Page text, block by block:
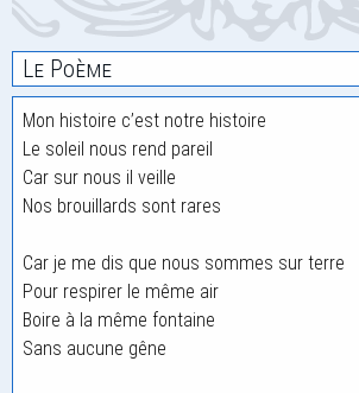
Le Poème
Mon histoire c’est notre histoire
Le soleil nous rend pareil
Car sur nous il veille
Nos brouillards sont rares
Car je me dis que nous sommes sur terre
Pour respirer le même air
Boire à la même fontaine
Sans aucune gêne